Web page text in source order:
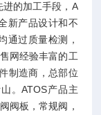
的加工手段，A
新产品设计和不
通过质量检测，
网经验丰富的工
制造商，总部位
。ATOS产品主
阀板，常规阀，